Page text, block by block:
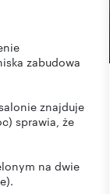
zabudowa
znajduje
sprawia, że
na dwie